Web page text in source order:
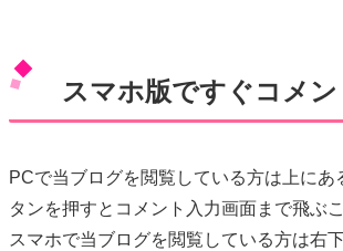
スマホ版ですぐコメ
PCで当ブログを閲覧している方は上にあ
タンを押すとコメント入力画面まで飛ぶ
スマホで当ブログを閲覧している方は右